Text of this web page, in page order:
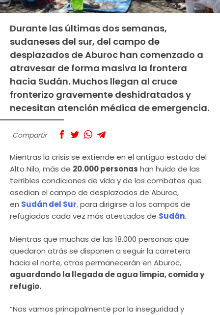
Durante las últimas dos semanas,
sudaneses del sur, del campo de
desplazados de Aburoc han comenzado a
atravesar de forma masiva la frontera
hacia Sudán. Muchos llegan al cruce
fronterizo gravemente deshidratados y
necesitan atención médica de emergencia.
Compartir
Mientras la crisis se extiende en el antiguo estado del
Alto Nilo, más de 20.000 personas han huido de las
terribles condiciones de vida y de los combates que
asedian el campo de desplazados de Aburoc,
en Sudán del Sur,para dirigirse a los campos de
refugiados cada vez más atestados de Sudán.
Mientras que muchas de las 18.000 personas que
quedaron atrás se disponen a seguir la carretera
hacia el norte, otras permanecerán en Aburoc,
aguardando la llegada de agua limpia, comida y
refugio.
“Nos vamos principalmente por la inseguridad y